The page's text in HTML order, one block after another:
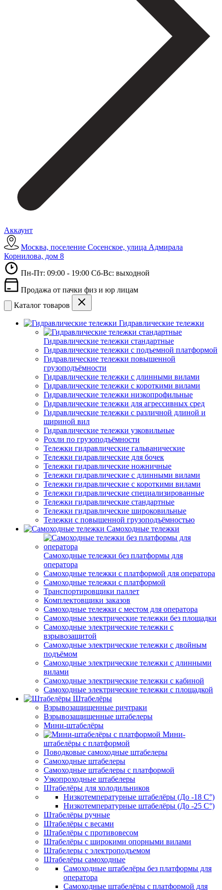
Аккаунт
Москва, поселение Сосенское, улица Адмирала
Корнилова, дом 8
Пн-Пт: 09:00 - 19:00 Сб-Вс: выходной
Продажа от пачки физ и юр лицам
Каталог товаров
Гидравлические тележки
Гидравлические тележки стандартные
Гидравлические тележки с подъемной платформой
Гидравлические тележки повышенной
грузоподъёмности
Гидравлические тележки с длинными вилами
Гидравлические тележки с короткими вилами
Гидравлические тележки низкопрофильные
Гидравлические тележки для агрессивных сред
Гидравлические тележки с различной длиной и
шириной вил
Гидравлические тележки узковильные
Рохли по грузоподъёмности
Тележки гидравлические гальванические
Тележки гидравлические для бочек
Тележки гидравлические ножничные
Тележки гидравлические с длинными вилами
Тележки гидравлические с короткими вилами
Тележки гидравлические специализированные
Тележки гидравлические стандартные
Тележки гидравлические широковильные
Тележки с повышенной грузоподъёмностью
Самоходные тележки
Самоходные тележки без платформы для
оператора
Самоходные тележки с платформой для оператора
Самоходные тележки с платформой
Транспортировщики паллет
Комплектовщики заказов
Самоходные тележки с местом для оператора
Самоходные электрические тележки без площадки
Самоходные электрические тележки с
взрывозащитой
Самоходные электрические тележки с двойным
подъёмом
Самоходные электрические тележки с длинными
вилами
Самоходные электрические тележки с кабиной
Самоходные электрические тележки с площадкой
Штабелёры
Взрывозащищенные ричтраки
Взрывозащищенные штабелеры
Мини-штабелёры
Мини-
штабелёры с платформой
Поводковые самоходные штабелеры
Самоходные штабелеры
Самоходные штабелеры с платформой
Узкопроходные штабелеры
Штабелёры для холодильников
Низкотемпературные штабелёры (До -18 C°)
Низкотемпературные штабелёры (До -25 C°)
Штабелёры ручные
Штабелёры с весами
Штабелёры с противовесом
Штабелёры с широкими опорными вилами
Штабелеры с электроподъемом
Штабелёры самоходные
Самоходные штабелёры без платформы для
оператора
Самоходные штабелёры с платформой для